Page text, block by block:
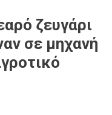
ζευγάρι
σε μηχανή